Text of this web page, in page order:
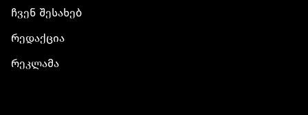
ჩვენ შესახებ
რედაქცია
რეკლამა